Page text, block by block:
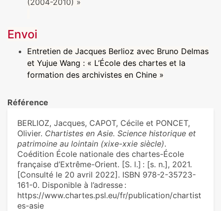
(2004-2010) »
Envoi
Entretien de Jacques Berlioz avec Bruno Delmas
et Yujue Wang : « L’École des chartes et la
formation des archivistes en Chine »
Référence
BERLIOZ, Jacques, CAPOT, Cécile et PONCET,
Olivier. Chartistes en Asie. Science historique et
patrimoine au lointain (xixe-xxie siècle).
Coédition École nationale des chartes-École
française d’Extrême-Orient. [S. l.] : [s. n.], 2021.
[Consulté le 20 avril 2022]. ISBN 978-2-35723-
161-0. Disponible à l’adresse :
https://www.chartes.psl.eu/fr/publication/chartist
es-asie